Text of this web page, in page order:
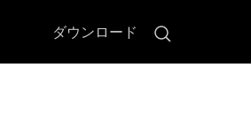
ダウンロード